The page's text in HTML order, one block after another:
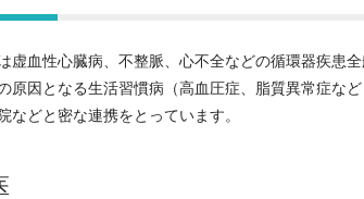
虚血性心臓病、不整脈、心不全などの循環器疾患
原因となる生活習慣病（高血圧症、脂質異常症な
などと密な連携をとっています。